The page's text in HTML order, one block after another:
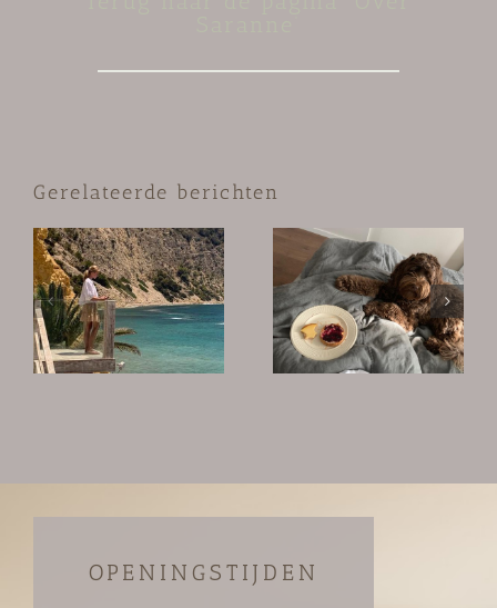
Gerelateerde berichten
In de lift
Buiten mijn
boekje
OPENINGSTIJDEN